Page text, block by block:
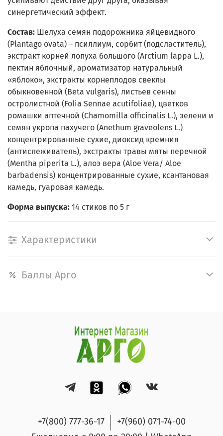
синергетический эффект.
Состав: Шелуха семян подорожника яйцевидного
(Plantago ovata) – псиллиум, сорбит (подсластитель),
экстракт корней лопуха большого (Arctium lappa L.),
пектин яблочный, ароматизатор натуральный
«яблоко», экстракты корнеплодов свеклы
обыкновенной (Beta vulgaris), листьев сенны
остролистной (Folia Sennae acutifoliae), цветков
ромашки аптечной (Chamomilla officinalis L.), зелени и
семян укропа пахучего (Anethum graveolens L.)
концентрированные сухие, диоксид кремния
(антислеживатель), экстракты травы мяты перечной
(Mentha piperita L.), алоэ вера (Aloe Vera/ Aloe
barbadensis) концентрированные сухие, ксантановая
камедь, гуаровая камедь.
Форма выпуска: 14 стиков по 5 г
Характеристики
Баллы Арго
+7(800) 777-36-17
+7(960) 071-74-00